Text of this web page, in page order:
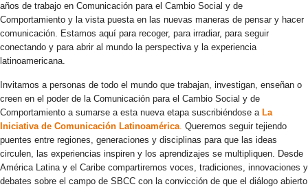
años de trabajo en Comunicación para el Cambio Social y de
Comportamiento y la vista puesta en las nuevas maneras de pensar y hacer
comunicación. Estamos aquí para recoger, para irradiar, para seguir
conectando y para abrir al mundo la perspectiva y la experiencia
latinoamericana.
Invitamos a personas de todo el mundo que trabajan, investigan, enseñan o
creen en el poder de la Comunicación para el Cambio Social y de
Comportamiento a sumarse a esta nueva etapa suscribiéndose a La
Iniciativa de Comunicación Latinoamérica. Queremos seguir tejiendo
puentes entre regiones, generaciones y disciplinas para que las ideas
circulen, las experiencias inspiren y los aprendizajes se multipliquen. Desde
América Latina y el Caribe compartiremos voces, tradiciones, innovaciones y
debates sobre el campo de SBCC con la convicción de que el diálogo abierto